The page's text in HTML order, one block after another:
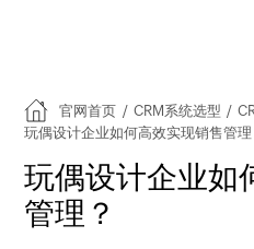
官网首页 / CRM系统选型 /
玩偶设计企业如何高效实现销售管理
玩偶设计企业如
管理？